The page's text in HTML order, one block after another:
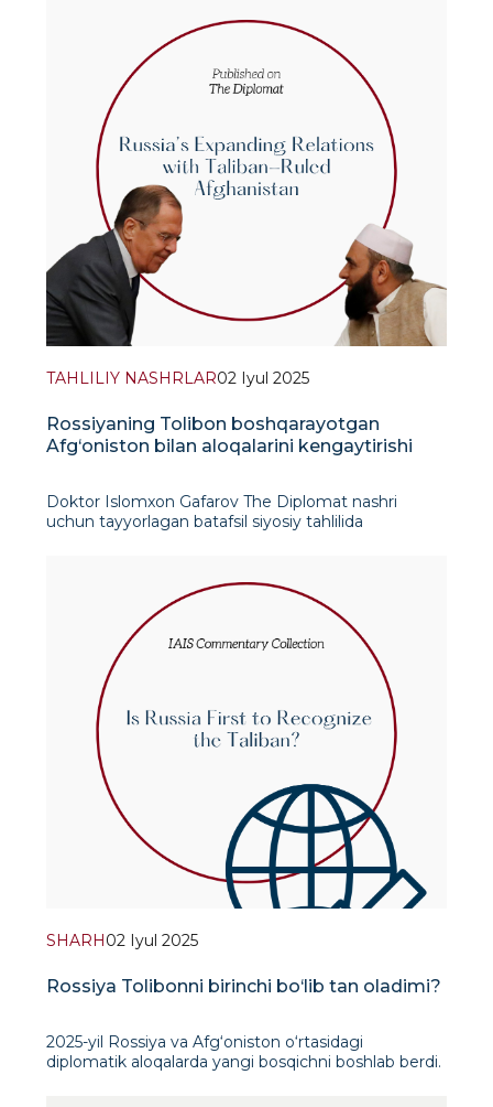
TAHLILIY NASHRLAR02 Iyul 2025
Rossiyaning Tolibon boshqarayotgan
Afg‘oniston bilan aloqalarini kengaytirishi
Doktor Islomxon Gafarov The Diplomat nashri
uchun tayyorlagan batafsil siyosiy tahlilida
o‘zgarishini ko‘rib chiqadi. Moskva Afg‘onistonga
SHARH 02 Iyul 2025
Rossiya Tolibonni birinchi bo‘lib tan oladimi?
2025-yil Rossiya va Afg‘oniston o‘rtasidagi
diplomatik aloqalarda yangi bosqichni boshlab berdi.